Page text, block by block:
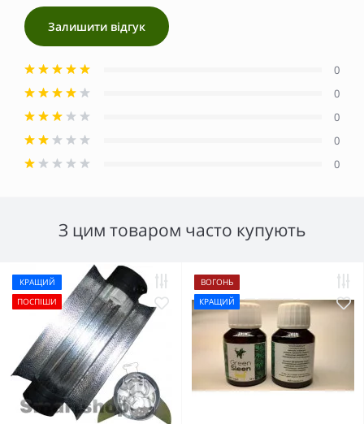
Залишити відгук
0
0
0
0
0
З цим товаром часто купують
КРАЩИЙ
ПОСПІШИ
ВОГОНЬ
КРАЩИЙ